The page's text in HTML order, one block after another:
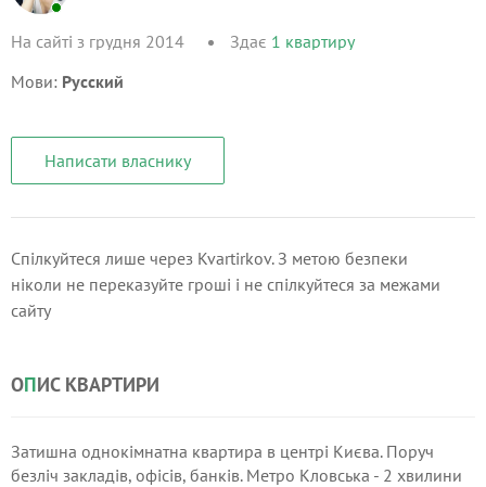
На сайті з грудня 2014 Здає 1 квартиру
Мови: Русский
Написати власнику
Спілкуйтеся лише через Kvartirkov. З метою безпеки
ніколи не переказуйте гроші і не спілкуйтеся за межами
сайту
ОПИС КВАРТИРИ
Затишна однокімнатна квартира в центрі Києва. Поруч
безліч закладів, офісів, банків. Метро Кловська - 2 хвилини